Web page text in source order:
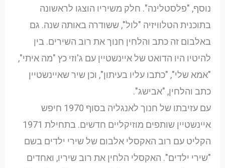
נוסף, "פלסטלינה". חלק משיריו הוצגו לראשונה
בתוכנית הטלוויזיה "לול", ששודרה באותה שנה. גם
באלבום זה כתב והלחין חנוך את רוב השירים. בין
להיטיו היו הדואט של איינשטיין עם ג'וזי כץ "מה איתי",
"אמא שלי", "כתבו עליו בעיתון", וכן שיר שאיינשטיין
כתב והלחין, "אבישג".
עם עזיבתו של חנוך לאנגליה בסוף 1970 חיפש
איינשטיין שותפים מוזיקליים חדשים. בתחילת 1971
הקליט עם רוב האקסלי אלבום של שירי ילדים בשם
"שירי ילדים". האקסלי הלחין את רוב שיריו, ואחדים